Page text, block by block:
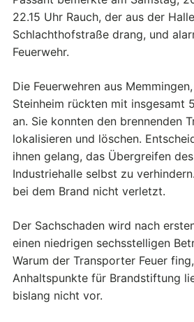
22.15 Uhr Rauch, der aus der
Schlachthofstraße drang, und
Feuerwehr.
Die Feuerwehren aus
Steinheim rückten mit insgesamt
an. Sie konnten den brennenden
lokalisieren und löschen.
ihnen gelang, das Übergreifen
Industriehalle selbst zu
bei dem Brand nicht verletzt.
Der Sachschaden wird nach
einen niedrigen sechsstelligen
Warum der Transporter Feuer
Anhaltspunkte für Brandstiftung
bislang nicht vor.